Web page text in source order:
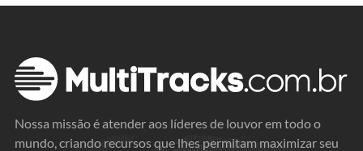
Nossa missão é atender aos líderes de louvor em todo o
mundo, criando recursos que lhes permitam maximizar seu